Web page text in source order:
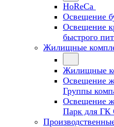
HoReCa
Освещение
Освещение
быстрого
Жилищные
Жилищные
Освещение
Группы
Освещение
Парк для ГК